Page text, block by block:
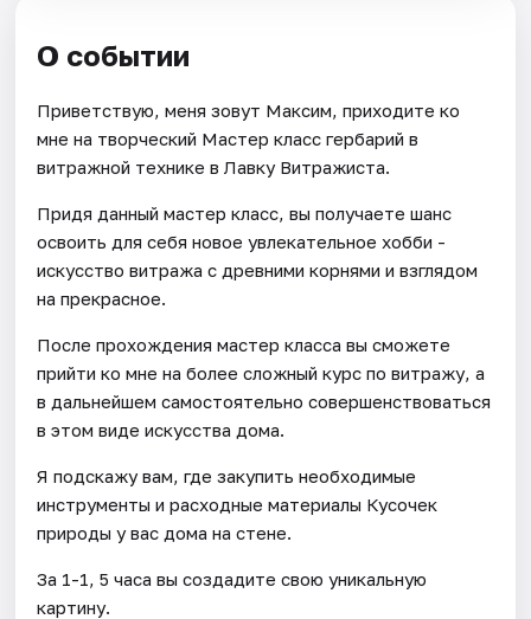
О событии
Приветствую, меня зовут Максим, приходите ко
мне на творческий Мастер класс гербарий в
витражной технике в Лавку Витражиста.
Придя данный мастер класс, вы получаете шанс
освоить для себя новое увлекательное хобби -
искусство витража с древними корнями и взглядом
на прекрасное.
После прохождения мастер класса вы сможете
прийти ко мне на более сложный курс по витражу, а
в дальнейшем самостоятельно совершенствоваться
в этом виде искусства дома.
Я подскажу вам, где закупить необходимые
инструменты и расходные материалы Кусочек
природы у вас дома на стене.
За 1-1, 5 часа вы создадите свою уникальную
картину.